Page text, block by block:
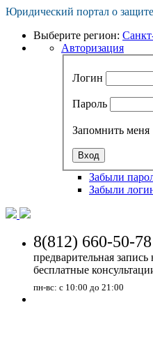
Юридический портал о защите
Выберите регион:
Авторизация
Логин
Пароль
Запомнить меня
Забыли
Забыли
8(812) 660-50-78
предварительная запись
бесплатные
пн-вс: с 10:00 до 21:00